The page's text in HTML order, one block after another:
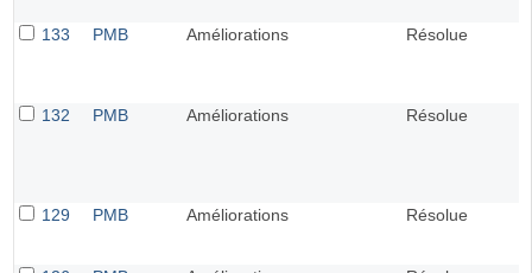
133 PMB Améliorations Résolue
132 PMB Améliorations Résolue
129 PMB Améliorations Résolue